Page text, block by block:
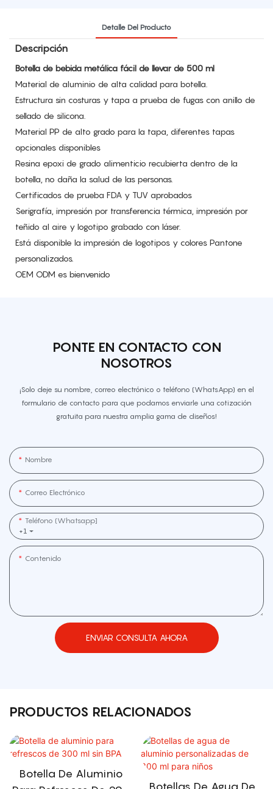
Detalle Del Producto
Descripción
Botella de bebida metálica fácil de llevar de 500 ml
Material de aluminio de alta calidad para botella.
Estructura sin costuras y tapa a prueba de fugas con anillo de
sellado de silicona.
Material PP de alto grado para la tapa, diferentes tapas
opcionales disponibles
Resina epoxi de grado alimenticio recubierta dentro de la
botella, no daña la salud de las personas.
Certificados de prueba FDA y TUV aprobados
Serigrafía, impresión por transferencia térmica, impresión por
teñido al aire y logotipo grabado con láser.
Está disponible la impresión de logotipos y colores Pantone
personalizados.
OEM ODM es bienvenido
PONTE EN CONTACTO CON
NOSOTROS
¡Solo deje su nombre, correo electrónico o teléfono (WhatsApp) en el
formulario de contacto para que podamos enviarle una cotización
gratuita para nuestra amplia gama de diseños!
Nombre
Correo Electrónico
+1
Teléfono (whatsapp]
Contenido
ENVIAR CONSULTA AHORA
PRODUCTOS RELACIONADOS
Botella De Aluminio
Botellas De Agua De